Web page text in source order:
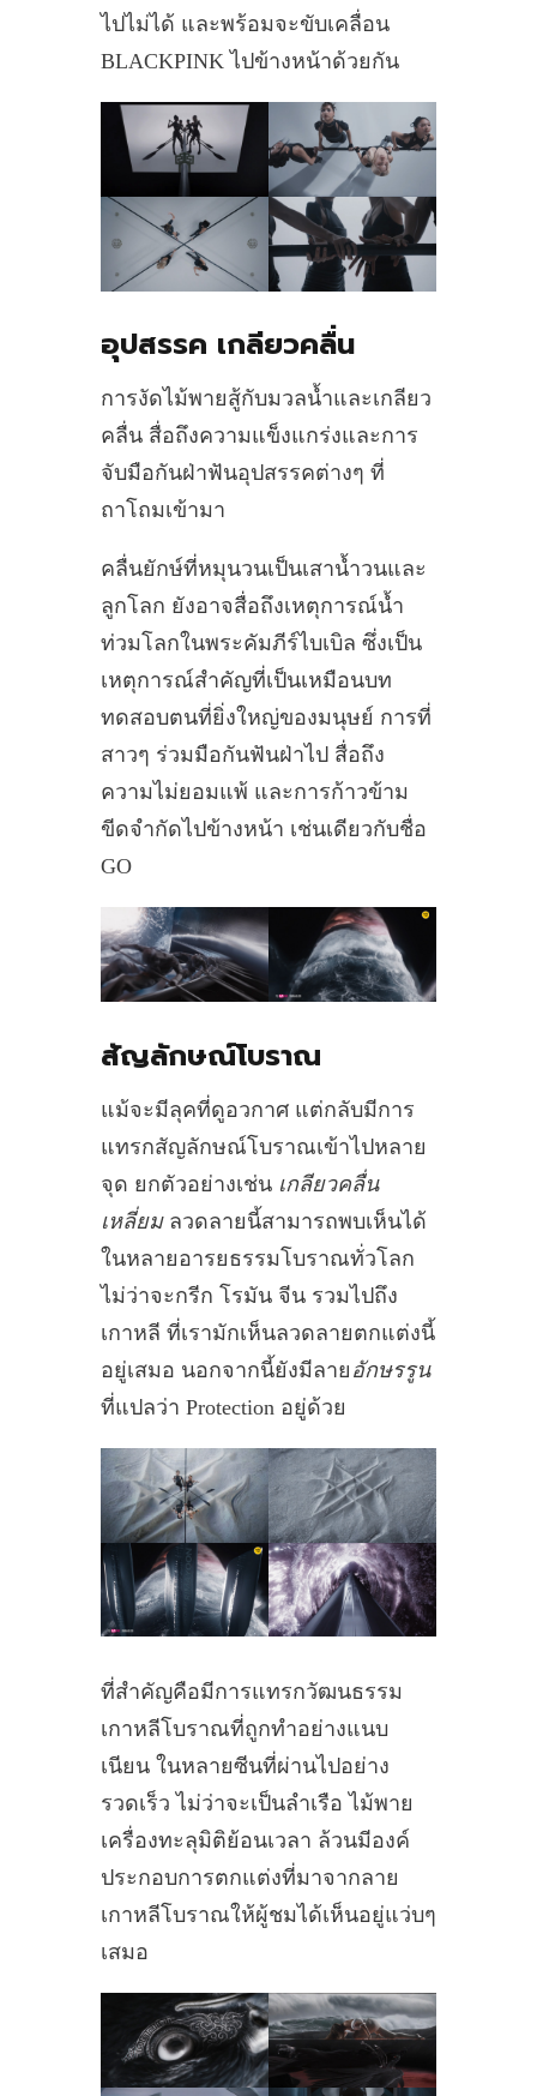
ไปไม่ได้ และพร้อมจะขับเคลื่อน
BLACKPINK ไปข้างหน้าด้วยกัน
อุปสรรค เกลียวคลื่น
การงัดไม้พายสู้กับมวลน้ำและเกลียว
คลื่น สื่อถึงความแข็งแกร่งและการ
จับมือกันฝ่าฟันอุปสรรคต่างๆ ที่
ถาโถมเข้ามา
คลื่นยักษ์ที่หมุนวนเป็นเสาน้ำวนและ
ลูกโลก ยังอาจสื่อถึงเหตุการณ์น้ำ
ท่วมโลกในพระคัมภีร์ไบเบิล ซึ่งเป็น
เหตุการณ์สำคัญที่เป็นเหมือนบท
ทดสอบตนที่ยิ่งใหญ่ของมนุษย์ การที่
สาวๆ ร่วมมือกันฟันฝ่าไป สื่อถึง
ความไม่ยอมแพ้ และการก้าวข้าม
ขีดจำกัดไปข้างหน้า เช่นเดียวกับชื่อ
GO
สัญลักษณ์โบราณ
แม้จะมีลุคที่ดูอวกาศ แต่กลับมีการ
แทรกสัญลักษณ์โบราณเข้าไปหลาย
จุด ยกตัวอย่างเช่น เกลียวคลื่น
เหลี่ยมลวดลายนี้สามารถพบเห็นได้
ในหลายอารยธรรมโบราณทั่วโลก
ไม่ว่าจะกรีก โรมัน จีน รวมไปถึง
เกาหลี ที่เรามักเห็นลวดลายตกแต่งนี้
อยู่เสมอ นอกจากนี้ยังมีลาย อักษรรูน
ที่แปลว่า Protection อยู่ด้วย
ที่สำคัญคือมีการแทรกวัฒนธรรม
เกาหลีโบราณที่ถูกทำอย่างแนบ
เนียน ในหลายซีนที่ผ่านไปอย่าง
รวดเร็ว ไม่ว่าจะเป็นลำเรือ ไม้พาย
เครื่องทะลุมิติย้อนเวลา ล้วนมีองค์
ประกอบการตกแต่งที่มาจากลาย
เกาหลีโบราณให้ผู้ชมได้เห็นอยู่แว่บๆ
เสมอ